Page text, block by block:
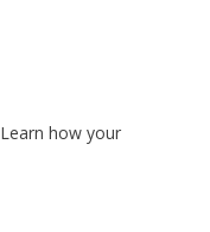
Learn how your